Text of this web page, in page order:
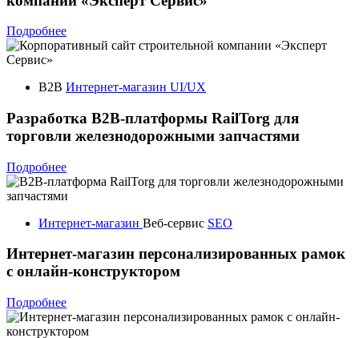
Подробнее
B2B Интернет-магазин UI/UX
Разработка B2B-платформы RailTorg для
торговли железнодорожными запчастями
Подробнее
Интернет-магазин Веб-сервис SEO
Интернет-магазин персонализированных рамок
с онлайн-конструктором
Подробнее